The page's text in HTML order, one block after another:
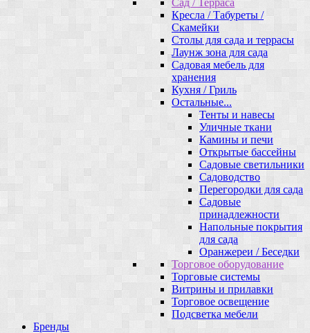
Кресла / Табуреты /
Скамейки
Столы для сада и террасы
Лаунж зона для сада
Садовая мебель для
хранения
Кухня / Гриль
Остальные...
Тенты и навесы
Уличные ткани
Камины и печи
Открытые бассейны
Садовые светильники
Садоводство
Перегородки для сада
Садовые
принадлежности
Напольные покрытия
для сада
Оранжереи / Беседки
Торговое оборудование
Торговые системы
Витрины и прилавки
Торговое освещение
Подсветка мебели
Бренды